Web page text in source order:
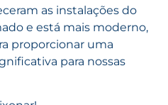
as instalações do
e está mais moderno,
proporcionar uma
para nossas